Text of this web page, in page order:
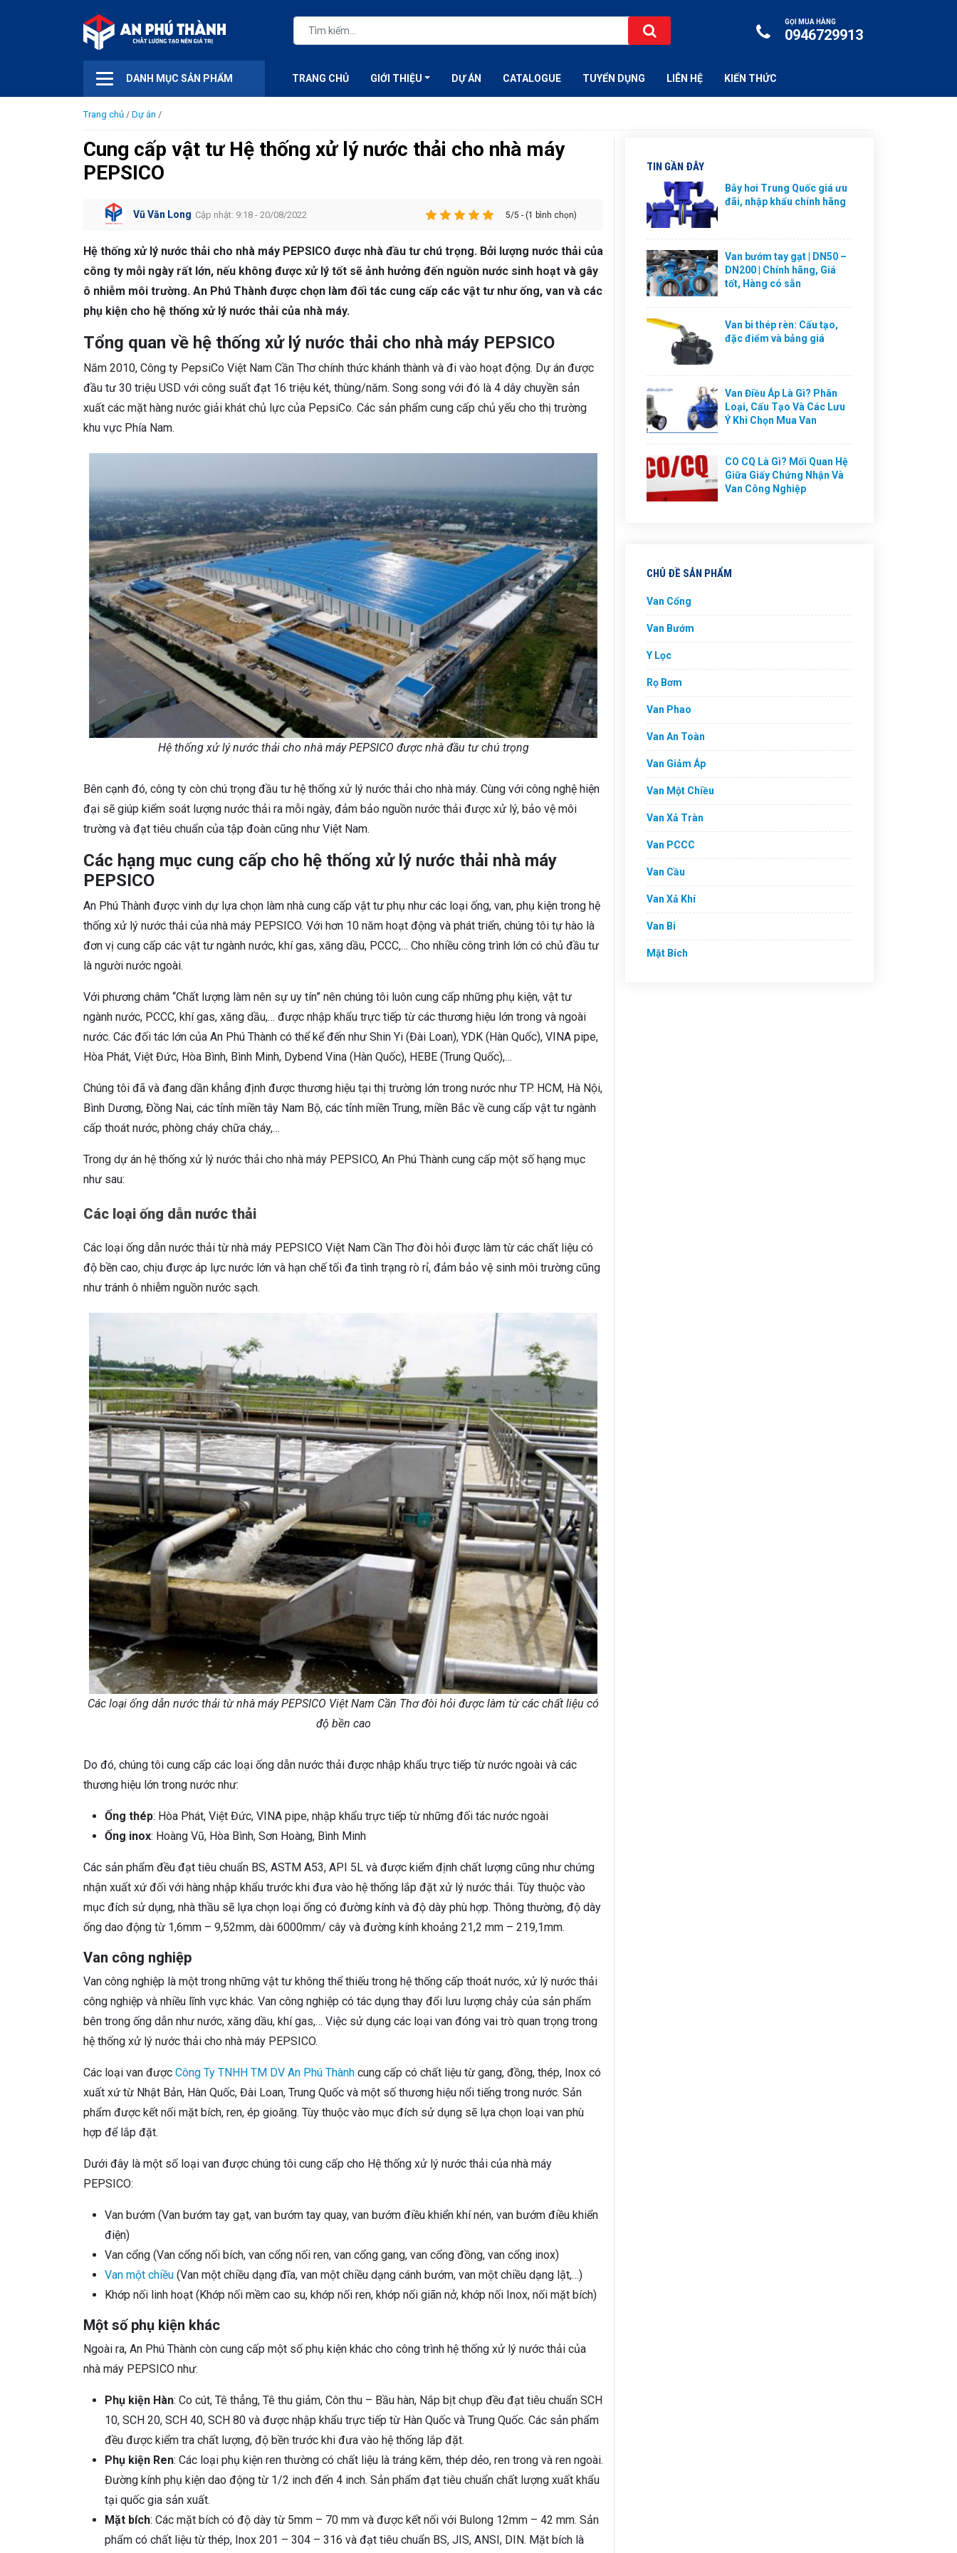
GỌI MUA HÀNG
0946729913
DANH MỤC SẢN PHẨM TRANG CHỦ GIỚI THIỆU DỰ ÁN CATALOGUE TUYỂN DỤNG LIÊN HỆ KIẾN THỨC
Trang chủ / Dự án /
Cung cấp vật tư Hệ thống xử lý nước thải cho nhà máy
PEPSICO
Vũ Văn Long Cập nhật: 9:18 - 20/08/2022 5/5 - (1 bình chọn)
Hệ thống xử lý nước thải cho nhà máy PEPSICO được nhà đầu tư chú trọng. Bởi lượng nước thải của
công ty mỗi ngày rất lớn, nếu không được xử lý tốt sẽ ảnh hưởng đến nguồn nước sinh hoạt và gây
ô nhiễm môi trường. An Phú Thành được chọn làm đối tác cung cấp các vật tư như ống, van và các
phụ kiện cho hệ thống xử lý nước thải của nhà máy.
Tổng quan về hệ thống xử lý nước thải cho nhà máy PEPSICO
Năm 2010, Công ty PepsiCo Việt Nam Cần Thơ chính thức khánh thành và đi vào hoạt động. Dự án được
đầu tư 30 triệu USD với công suất đạt 16 triệu két, thùng/năm. Song song với đó là 4 dây chuyền sản
xuất các mặt hàng nước giải khát chủ lực của PepsiCo. Các sản phẩm cung cấp chủ yếu cho thị trường
khu vực Phía Nam.
Hệ thống xử lý nước thải cho nhà máy PEPSICO được nhà đầu tư chú trọng
Bên cạnh đó, công ty còn chú trọng đầu tư hệ thống xử lý nước thải cho nhà máy. Cùng với công nghệ hiện
đại sẽ giúp kiểm soát lượng nước thải ra mỗi ngày, đảm bảo nguồn nước thải được xử lý, bảo vệ môi
trường và đạt tiêu chuẩn của tập đoàn cũng như Việt Nam.
Các hạng mục cung cấp cho hệ thống xử lý nước thải nhà máy
PEPSICO
An Phú Thành được vinh dự lựa chọn làm nhà cung cấp vật tư phụ như các loại ống, van, phụ kiện trong hệ
thống xử lý nước thải của nhà máy PEPSICO. Với hơn 10 năm hoạt động và phát triển, chúng tôi tự hào là
đơn vị cung cấp các vật tư ngành nước, khí gas, xăng dầu, PCCC,… Cho nhiều công trình lớn có chủ đầu tư
là người nước ngoài.
Với phương châm “Chất lượng làm nên sự uy tín” nên chúng tôi luôn cung cấp những phụ kiện, vật tư
ngành nước, PCCC, khí gas, xăng dầu,… được nhập khẩu trực tiếp từ các thương hiệu lớn trong và ngoài
nước. Các đối tác lớn của An Phú Thành có thể kể đến như Shin Yi (Đài Loan), YDK (Hàn Quốc), VINA pipe,
Hòa Phát, Việt Đức, Hòa Bình, Bình Minh, Dybend Vina (Hàn Quốc), HEBE (Trung Quốc),…
Chúng tôi đã và đang dần khẳng định được thương hiệu tại thị trường lớn trong nước như TP. HCM, Hà Nội,
Bình Dương, Đồng Nai, các tỉnh miền tây Nam Bộ, các tỉnh miền Trung, miền Bắc về cung cấp vật tư ngành
cấp thoát nước, phòng cháy chữa cháy,…
Trong dự án hệ thống xử lý nước thải cho nhà máy PEPSICO, An Phú Thành cung cấp một số hạng mục
như sau:
Các loại ống dẫn nước thải
Các loại ống dẫn nước thải từ nhà máy PEPSICO Việt Nam Cần Thơ đòi hỏi được làm từ các chất liệu có
độ bền cao, chịu được áp lực nước lớn và hạn chế tối đa tình trạng rò rỉ, đảm bảo vệ sinh môi trường cũng
như tránh ô nhiễm nguồn nước sạch.
Các loại ống dẫn nước thải từ nhà máy PEPSICO Việt Nam Cần Thơ đòi hỏi được làm từ các chất liệu có
độ bền cao
Do đó, chúng tôi cung cấp các loại ống dẫn nước thải được nhập khẩu trực tiếp từ nước ngoài và các
thương hiệu lớn trong nước như:
Ống thép: Hòa Phát, Việt Đức, VINA pipe, nhập khẩu trực tiếp từ những đối tác nước ngoài
Ống inox: Hoàng Vũ, Hòa Bình, Sơn Hoàng, Bình Minh
Các sản phẩm đều đạt tiêu chuẩn BS, ASTM A53, API 5L và được kiểm định chất lượng cũng như chứng
nhận xuất xứ đối với hàng nhập khẩu trước khi đưa vào hệ thống lắp đặt xử lý nước thải. Tùy thuộc vào
mục đích sử dụng, nhà thầu sẽ lựa chọn loại ống có đường kính và độ dày phù hợp. Thông thường, độ dày
ống dao động từ 1,6mm – 9,52mm, dài 6000mm/ cây và đường kính khoảng 21,2 mm – 219,1mm.
Van công nghiệp
Van công nghiệp là một trong những vật tư không thể thiếu trong hệ thống cấp thoát nước, xử lý nước thải
công nghiệp và nhiều lĩnh vực khác. Van công nghiệp có tác dụng thay đổi lưu lượng chảy của sản phẩm
bên trong ống dẫn như nước, xăng dầu, khí gas,… Việc sử dụng các loại van đóng vai trò quan trọng trong
hệ thống xử lý nước thải cho nhà máy PEPSICO.
Các loại van được Công Ty TNHH TM DV An Phú Thành cung cấp có chất liệu từ gang, đồng, thép, Inox có
xuất xứ từ Nhật Bản, Hàn Quốc, Đài Loan, Trung Quốc và một số thương hiệu nổi tiếng trong nước. Sản
phẩm được kết nối mặt bích, ren, ép gioăng. Tùy thuộc vào mục đích sử dụng sẽ lựa chọn loại van phù
hợp để lắp đặt.
Dưới đây là một số loại van được chúng tôi cung cấp cho Hệ thống xử lý nước thải của nhà máy
PEPSICO:
Van bướm (Van bướm tay gạt, van bướm tay quay, van bướm điều khiển khí nén, van bướm điều khiển
điện)
Van cổng (Van cổng nối bích, van cổng nối ren, van cổng gang, van cổng đồng, van cổng inox)
Van một chiều (Van một chiều dạng đĩa, van một chiều dạng cánh bướm, van một chiều dạng lật,…)
Khớp nối linh hoạt (Khớp nối mềm cao su, khớp nối ren, khớp nối giãn nở, khớp nối Inox, nối mặt bích)
Một số phụ kiện khác
Ngoài ra, An Phú Thành còn cung cấp một số phụ kiện khác cho công trình hệ thống xử lý nước thải của
nhà máy PEPSICO như:
Phụ kiện Hàn: Co cút, Tê thẳng, Tê thu giảm, Côn thu – Bầu hàn, Nắp bịt chụp đều đạt tiêu chuẩn SCH
10, SCH 20, SCH 40, SCH 80 và được nhập khẩu trực tiếp từ Hàn Quốc và Trung Quốc. Các sản phẩm
đều được kiểm tra chất lượng, độ bền trước khi đưa vào hệ thống lắp đặt.
Phụ kiện Ren: Các loại phụ kiện ren thường có chất liệu là tráng kẽm, thép dẻo, ren trong và ren ngoài.
Đường kính phụ kiện dao động từ 1/2 inch đến 4 inch. Sản phẩm đạt tiêu chuẩn chất lượng xuất khẩu
tại quốc gia sản xuất.
Mặt bích: Các mặt bích có độ dày từ 5mm – 70 mm và được kết nối với Bulong 12mm – 42 mm. Sản
phẩm có chất liệu từ thép, Inox 201 – 304 – 316 và đạt tiêu chuẩn BS, JIS, ANSI, DIN. Mặt bích là
TIN GẦN ĐÂY
Bẫy hơi Trung Quốc giá ưu
đãi, nhập khẩu chính hãng
Van bướm tay gạt | DN50 –
DN200 | Chính hãng, Giá
tốt, Hàng có sẵn
Van bi thép rèn: Cấu tạo,
đặc điểm và bảng giá
Van Điều Áp Là Gì? Phân
Loại, Cấu Tạo Và Các Lưu
Ý Khi Chọn Mua Van
CO CQ Là Gì? Mối Quan Hệ
Giữa Giấy Chứng Nhận Và
Van Công Nghiệp
CHỦ ĐỀ SẢN PHẨM
Van Cổng
Van Bướm
Y Lọc
Rọ Bơm
Van Phao
Van An Toàn
Van Giảm Áp
Van Một Chiều
Van Xả Tràn
Van PCCC
Van Cầu
Van Xả Khí
Van Bi
Mặt Bích